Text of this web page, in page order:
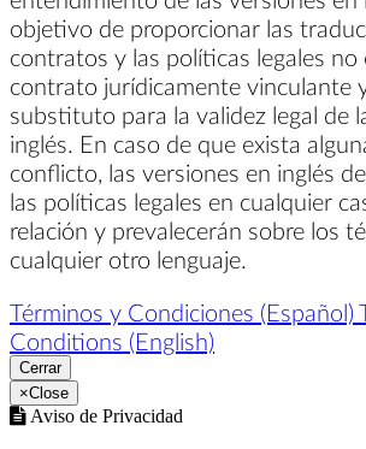
objetivo de proporcionar las
contratos y las políticas legales no
contrato jurídicamente vinculante
substituto para la validez legal de
inglés. En caso de que exista
conflicto, las versiones en inglés
las políticas legales en cualquier
relación y prevalecerán sobre los
cualquier otro lenguaje.
Términos y Condiciones (Español)
Conditions (English)
Cerrar
×Close
Aviso de Privacidad